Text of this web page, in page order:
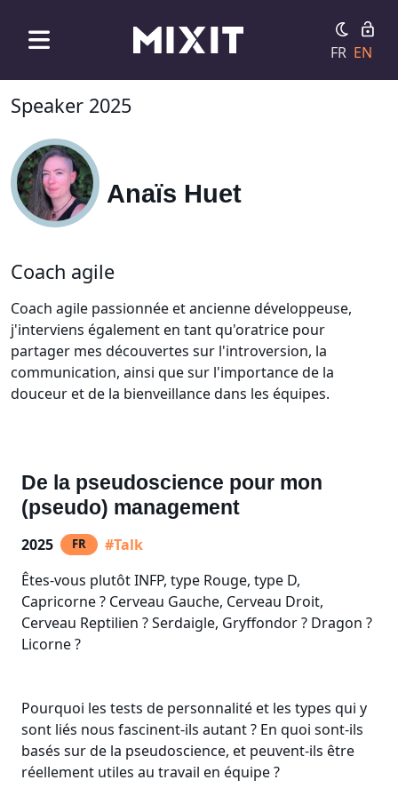
FR EN
Speaker 2025
Anaïs Huet
Coach agile
Coach agile passionnée et ancienne développeuse,
j'interviens également en tant qu'oratrice pour
partager mes découvertes sur l'introversion, la
communication, ainsi que sur l'importance de la
douceur et de la bienveillance dans les équipes.
De la pseudoscience pour mon
(pseudo) management
2025 FR
#Talk
Êtes-vous plutôt INFP, type Rouge, type D,
Capricorne ? Cerveau Gauche, Cerveau Droit,
Cerveau Reptilien ? Serdaigle, Gryffondor ? Dragon ?
Licorne ?
Pourquoi les tests de personnalité et les types qui y
sont liés nous fascinent-ils autant ? En quoi sont-ils
basés sur de la pseudoscience, et peuvent-ils être
réellement utiles au travail en équipe ?